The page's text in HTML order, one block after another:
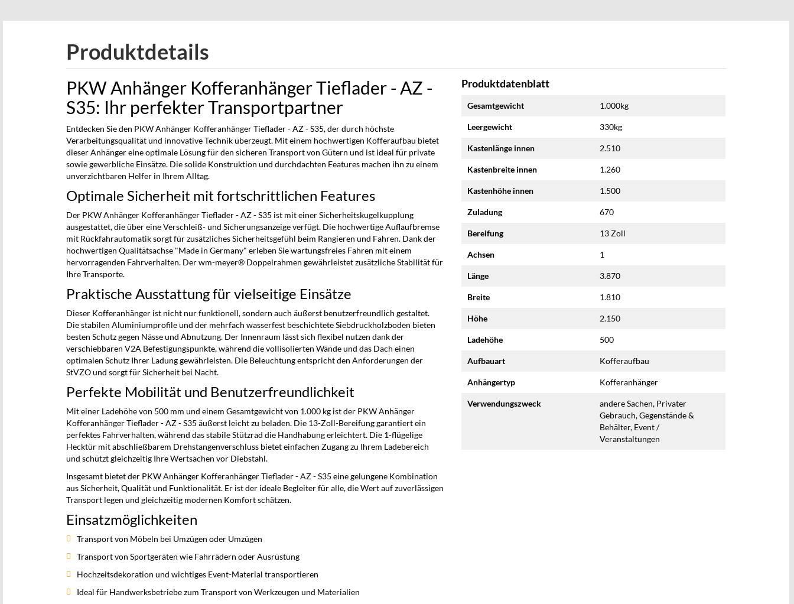
of
images
gallery
Produktdetails
PKW Anhänger Kofferanhänger Tieflader - AZ -
S35: Ihr perfekter Transportpartner
Entdecken Sie den PKW Anhänger Kofferanhänger Tieflader - AZ - S35, der durch höchste
Verarbeitungsqualität und innovative Technik überzeugt. Mit einem hochwertigen Kofferaufbau bietet
dieser Anhänger eine optimale Lösung für den sicheren Transport von Gütern und ist ideal für private
sowie gewerbliche Einsätze. Die solide Konstruktion und durchdachten Features machen ihn zu einem
unverzichtbaren Helfer in Ihrem Alltag.
Optimale Sicherheit mit fortschrittlichen Features
Der PKW Anhänger Kofferanhänger Tieflader - AZ - S35 ist mit einer Sicherheitskugelkupplung
ausgestattet, die über eine Verschleiß- und Sicherungsanzeige verfügt. Die hochwertige Auflaufbremse
mit Rückfahrautomatik sorgt für zusätzliches Sicherheitsgefühl beim Rangieren und Fahren. Dank der
hochwertigen Qualitätsachse "Made in Germany" erleben Sie wartungsfreies Fahren mit einem
hervorragenden Fahrverhalten. Der wm-meyer® Doppelrahmen gewährleistet zusätzliche Stabilität für
Ihre Transporte.
Praktische Ausstattung für vielseitige Einsätze
Dieser Kofferanhänger ist nicht nur funktionell, sondern auch äußerst benutzerfreundlich gestaltet.
Die stabilen Aluminiumprofile und der mehrfach wasserfest beschichtete Siebdruckholzboden bieten
besten Schutz gegen Nässe und Abnutzung. Der Innenraum lässt sich flexibel nutzen dank der
verschiebbaren V2A Befestigungspunkte, während die vollisolierten Wände und das Dach einen
optimalen Schutz Ihrer Ladung gewährleisten. Die Beleuchtung entspricht den Anforderungen der
StVZO und sorgt für Sicherheit bei Nacht.
Perfekte Mobilität und Benutzerfreundlichkeit
Mit einer Ladehöhe von 500 mm und einem Gesamtgewicht von 1.000 kg ist der PKW Anhänger
Kofferanhänger Tieflader - AZ - S35 äußerst leicht zu beladen. Die 13-Zoll-Bereifung garantiert ein
perfektes Fahrverhalten, während das stabile Stützrad die Handhabung erleichtert. Die 1-flügelige
Hecktür mit abschließbarem Drehstangenverschluss bietet einfachen Zugang zu Ihrem Ladebereich
und schützt gleichzeitig Ihre Wertsachen vor Diebstahl.
Insgesamt bietet der PKW Anhänger Kofferanhänger Tieflader - AZ - S35 eine gelungene Kombination
aus Sicherheit, Qualität und Funktionalität. Er ist der ideale Begleiter für alle, die Wert auf zuverlässigen
Transport legen und gleichzeitig modernen Komfort schätzen.
Einsatzmöglichkeiten
Transport von Möbeln bei Umzügen oder Umzügen
Transport von Sportgeräten wie Fahrrädern oder Ausrüstung
Hochzeitsdekoration und wichtiges Event-Material transportieren
Ideal für Handwerksbetriebe zum Transport von Werkzeugen und Materialien
Produktdatenblatt
Informationen
Gesamtgewicht 1.000kg
Leergewicht 330kg
Kastenlänge innen 2.510
Kastenbreite innen 1.260
Kastenhöhe innen 1.500
Zuladung 670
Bereifung 13 Zoll
Achsen 1
Länge 3.870
Breite 1.810
Höhe 2.150
Ladehöhe 500
Aufbauart Kofferaufbau
Anhängertyp Kofferanhänger
Verwendungszweck
andere Sachen, Privater
Gebrauch, Gegenstände &
Behälter, Event /
Veranstaltungen